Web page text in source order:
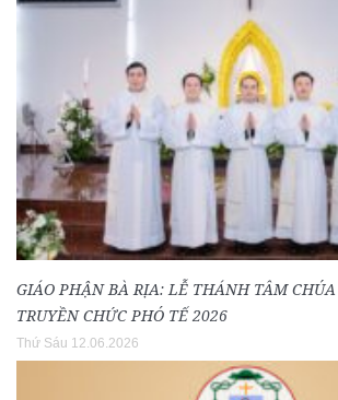
GIÁO PHẬN BÀ RỊA: LỄ THÁNH TÂM
TRUYỀN CHỨC PHÓ TẾ 2026
Thứ Sáu 12.06.2026